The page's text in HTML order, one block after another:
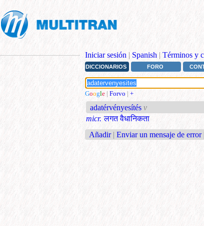
Iniciar sesión | Spanish | Términos y
DICCIONARIOS FORO
Google | Forvo | +
adatérvényesítés v
micr. लगत वैधानिकता
Añadir | Enviar un mensaje de error